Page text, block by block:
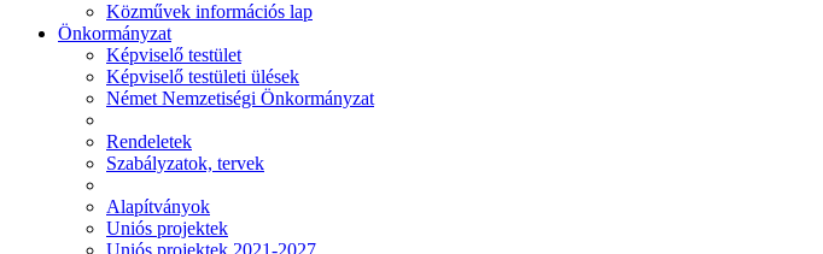
Közművek információs lap
Önkormányzat
Képviselő testület
Képviselő testületi ülések
Német Nemzetiségi Önkormányzat
Rendeletek
Szabályzatok, tervek
Alapítványok
Uniós projektek
Uniós projektek 2021-2027